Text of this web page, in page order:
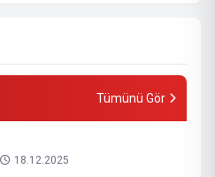
Tümünü Gör
18.12.2025